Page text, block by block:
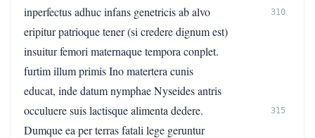
inperfectus adhuc infans genetricis ab alvo
310
eripitur patrioque tener (si credere dignum est)
insuitur femori maternaque tempora conplet.
furtim illum primis Ino matertera cunis
educat, inde datum nymphae Nyseides antris
occuluere suis lactisque alimenta dedere.
315
Dumque ea per terras fatali lege geruntur